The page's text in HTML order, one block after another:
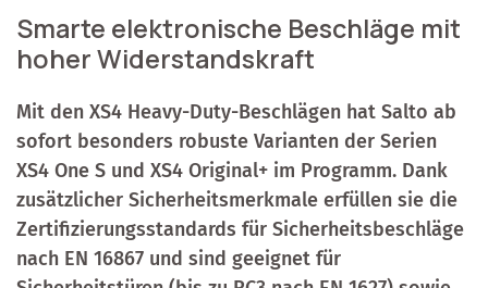
Smarte elektronische Beschläge mit
hoher Widerstandskraft
Mit den XS4 Heavy-Duty-Beschlägen hat Salto ab
sofort besonders robuste Varianten der Serien
XS4 One S und XS4 Original+ im Programm. Dank
zusätzlicher Sicherheitsmerkmale erfüllen sie die
Zertifizierungsstandards für Sicherheitsbeschläge
nach EN 16867 und sind geeignet für